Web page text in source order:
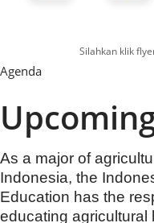
Silahkan klik
Agenda
As a major of
Indonesia, the
Education has the
educating agricultural